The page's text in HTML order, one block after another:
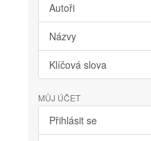
Autoři
Názvy
Klíčová slova
MŮJ ÚČET
Přihlásit se